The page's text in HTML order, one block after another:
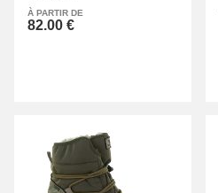
À PARTIR DE
82.00 €